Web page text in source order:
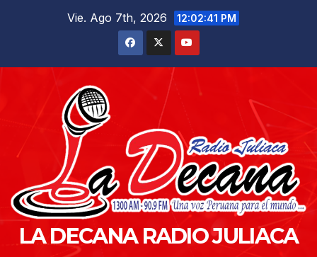
Vie. Ago 7th, 2026 12:02:43 PM
LA DECANA RADIO JULIACA